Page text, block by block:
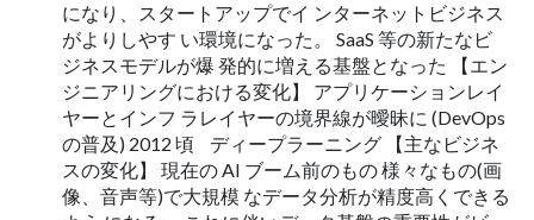
になり、スタートアップでイ ンターネットビジネス
がよりしやす い環境になった。 SaaS 等の新たなビ
ジネスモデルが爆 発的に増える基盤となった 【エン
ジニアリングにおける変化】 アプリケーションレイ
ヤーとインフ ラレイヤーの境界線が曖昧に (DevOps
の普及) 2012 頃 ディープラーニング 【主なビジネ
スの変化】 現在の AI ブーム前のもの 様々なもの(画
像、⾳声等)で⼤規模 なデータ分析が精度⾼くできる